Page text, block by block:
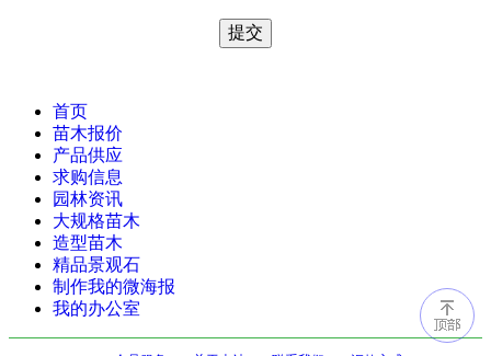
首页
苗木报价
产品供应
求购信息
园林资讯
大规格苗木
造型苗木
精品景观石
制作我的微海报
我的办公室